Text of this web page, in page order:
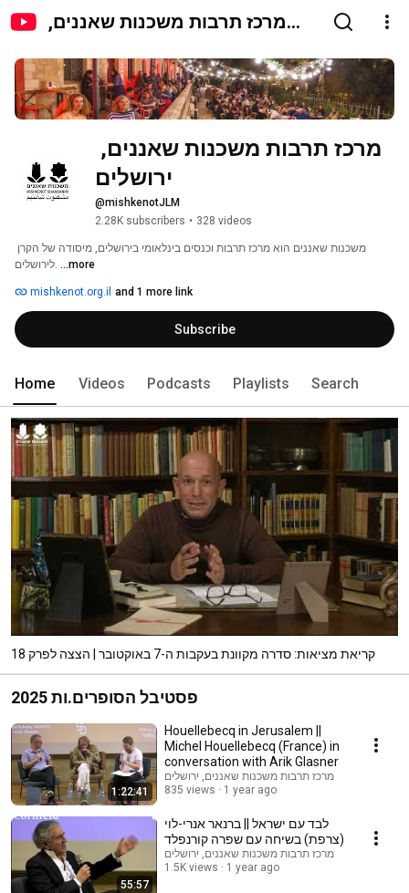
מרכז תרבות משכנות שאננים,
ירושלים
@mishkenotJLM
2.28K subscribers • 328 videos
לירושלים. ...more
mishkenot.org.il and 1 more link
Subscribe
Home Videos Podcasts Playlists Search
קריאת מציאות: סדרה מקוונת בעקבות ה-7 באוקטובר | הצצה לפרק 18
פסטיבל הסופרים.ות 2025
1:22:41
Houellebecq in Jerusalem ||
Michel Houellebecq (France) in
conversation with Arik Glasner
מרכז תרבות משכנות שאננים, ירושלים
835 views
1 year ago
55:57
לבד עם ישראל || ברנאר אנרי-לוי
(צרפת) בשיחה עם שפרה קורנפלד
מרכז תרבות משכנות שאננים, ירושלים
1.5K views
1 year ago